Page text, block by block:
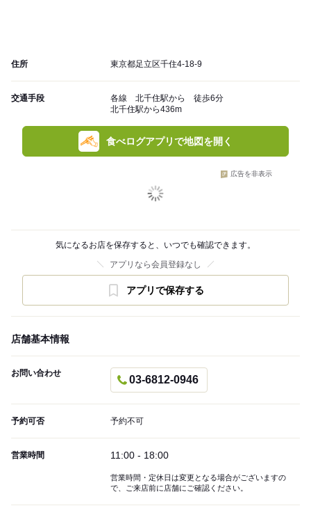
住所 東京都足立区千住4-18-9
交通手段
各線 北千住駅から 徒歩6分
北千住駅から436m
食べログアプリで地図を開く
広告を非表示
気になるお店を保存すると、いつでも確認できます。
アプリなら会員登録なし
アプリで保存する
店舗基本情報
お問い合わせ
03-6812-0946
予約可否 予約不可
営業時間 11:00 - 18:00
営業時間・定休日は変更となる場合がございますの
で、ご来店前に店舗にご確認ください。